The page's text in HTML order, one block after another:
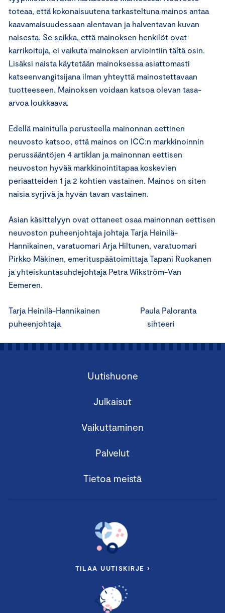
toteaa, että kokonaisuutena tarkasteltuna mainos antaa
kaavamaisuudessaan alentavan ja halventavan kuvan
naisesta. Se seikka, että mainoksen henkilöt ovat
karrikoituja, ei vaikuta mainoksen arviointiin tältä osin.
Lisäksi naista käytetään mainoksessa asiattomasti
katseenvangitsijana ilman yhteyttä mainostettavaan
tuotteeseen. Mainoksen voidaan katsoa olevan tasa-
arvoa loukkaava.
Edellä mainitulla perusteella mainonnan eettinen
neuvosto katsoo, että mainos on ICC:n markkinoinnin
perussääntöjen 4 artiklan ja mainonnan eettisen
neuvoston hyvää markkinointitapaa koskevien
periaatteiden 1 ja 2 kohtien vastainen. Mainos on siten
naisia syrjivä ja hyvän tavan vastainen.
Asian käsittelyyn ovat ottaneet osaa mainonnan eettisen
neuvoston puheenjohtaja johtaja Tarja Heinilä-
Hannikainen, varatuomari Arja Hiltunen, varatuomari
Pirkko Mäkinen, emerituspäätoimittaja Tapani Ruokanen
ja yhteiskuntasuhdejohtaja Petra Wikström-Van
Eemeren.
Tarja Heinilä-Hannikainen Paula Paloranta
puheenjohtaja sihteeri
Uutishuone
Julkaisut
Vaikuttaminen
Palvelut
Tietoa meistä
TILAA UUTISKIRJE ›